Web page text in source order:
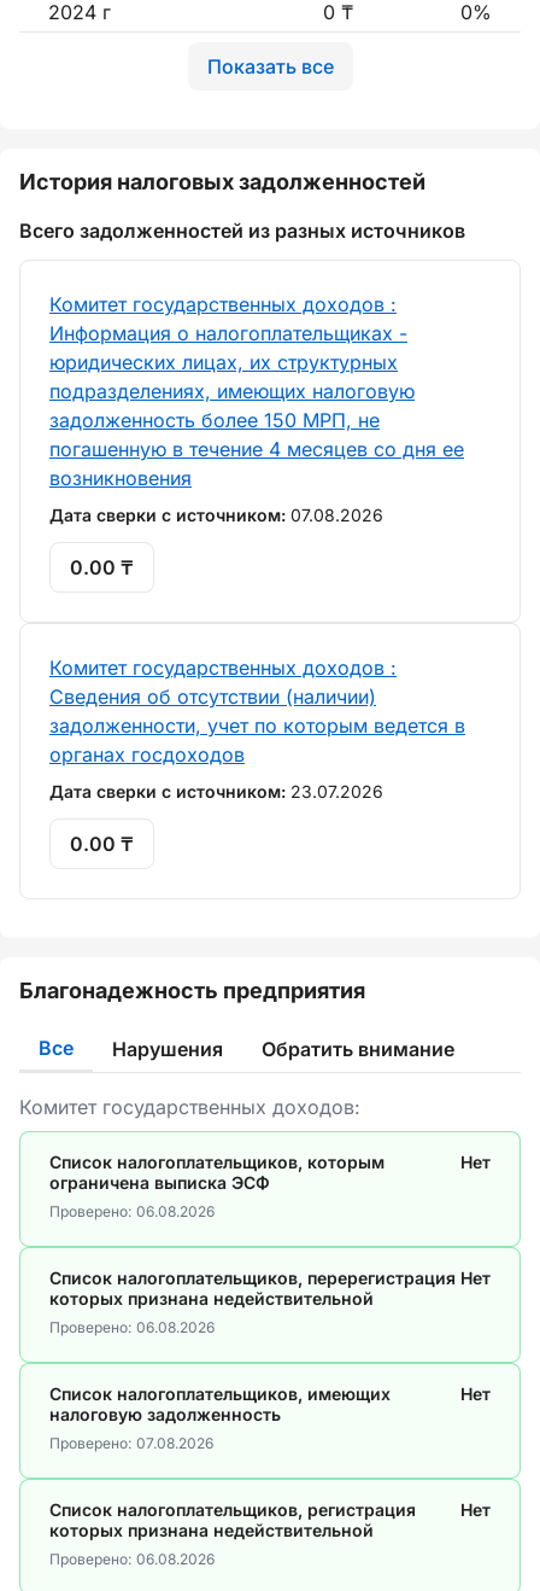
2024 г
0 ₸ 0%
Показать все
История налоговых задолженностей
Всего задолженностей из разных источников
Комитет государственных доходов :
Информация о налогоплательщиках -
юридических лицах, их структурных
подразделениях, имеющих налоговую
задолженность более 150 МРП, не
погашенную в течение 4 месяцев со дня ее
возникновения
Дата сверки с источником: 07.08.2026
0.00 ₸
Комитет государственных доходов :
Сведения об отсутствии (наличии)
задолженности, учет по которым ведется в
органах госдоходов
Дата сверки с источником: 23.07.2026
0.00 ₸
Благонадежность предприятия
Все Нарушения Обратить внимание
Комитет государственных доходов:
Список налогоплательщиков, которым
ограничена выписка ЭСФ
Нет
Проверено: 06.08.2026
Список налогоплательщиков, перерегистрация
которых признана недействительной
Нет
Проверено: 06.08.2026
Список налогоплательщиков, имеющих
налоговую задолженность
Нет
Проверено: 07.08.2026
Список налогоплательщиков, регистрация
которых признана недействительной
Нет
Проверено: 06.08.2026